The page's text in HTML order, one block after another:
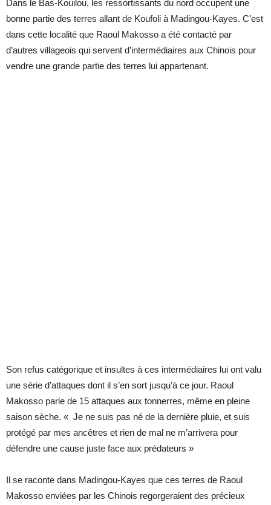
Dans le Bas-Kouilou, les ressortissants du nord occupent une
bonne partie des terres allant de Koufoli à Madingou-Kayes. C’est
dans cette localité que Raoul Makosso a été contacté par
d’autres villageois qui servent d’intermédiaires aux Chinois pour
vendre une grande partie des terres lui appartenant.
Son refus catégorique et insultes à ces intermédiaires lui ont valu
une série d’attaques dont il s’en sort jusqu’à ce jour. Raoul
Makosso parle de 15 attaques aux tonnerres, même en pleine
saison sèche. « Je ne suis pas né de la dernière pluie, et suis
protégé par mes ancêtres et rien de mal ne m’arrivera pour
défendre une cause juste face aux prédateurs »
Il se raconte dans Madingou-Kayes que ces terres de Raoul
Makosso enviées par les Chinois regorgeraient des précieux